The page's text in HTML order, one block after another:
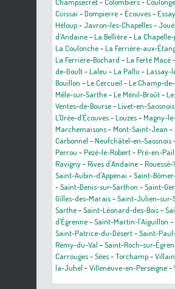
Champsecret-Colombiers-
Cuissai -Dompierre-Écouves-Essay
Héloup- Javron-les-Chapelles-
d'Andaine-La Bellière-La Chapelle-
La Coulonche-La Ferrière-aux-
La Ferrière-Bochard -La Ferté Macé-
de-Goult-Laleu -La Pallu -Lassay-
Bouillon -Le Cercueil -Le Champ-
Mêle-sur-Sarthe-Le Ménil-Broût-
Ventes-de-Bourse-Livet-en-Saosnois
L'Orée-d'Écouves-Louzes-Magny-
Marchemaisons-Mont-Saint-Jean -
Carbonnel -Neufchâtel-en-Saosnois
Perrou -Pezé-le-Robert-Pré-en-
Ravigny-Rives d'Andaine-Rouessé-
Saint-Aubin-d'Appenai -Saint-
-Saint-Denis-sur-Sarthon -Saint-
Gilles-des-Marais-Saint-Julien-sur-
Sarthe-Saint-Léonard-des-Bois-
d'Égrenne-Saint-Martin-l'Aiguillon -
Saint-Patrice-du-Désert-Saint-
Rémy-du-Val -Saint-Roch-sur-
Carrouges-Sées-Torchamp-
la-Juhel -Villeneuve-en-Perseigne-